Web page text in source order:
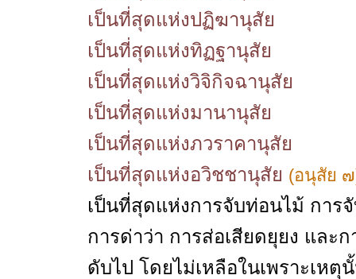
เป็นที่สุดแห่งปฏิฆานุสัย
เป็นที่สุดแห่งทิฏฐานุสัย
เป็นที่สุดแห่งวิจิกิจฉานุสัย
เป็นที่สุดแห่งมานานุสัย
เป็นที่สุดแห่งภวราคานุสัย
เป็นที่สุดแห่งอวิชชานุสัย (อนุสัย
เป็นที่สุดแห่งการจับท่อนไม้ การ
การด่าว่า การส่อเสียดยุยง และ
ดับไป โดยไม่เหลือในเพราะเห